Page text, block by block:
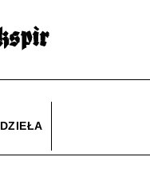
DZIEŁA